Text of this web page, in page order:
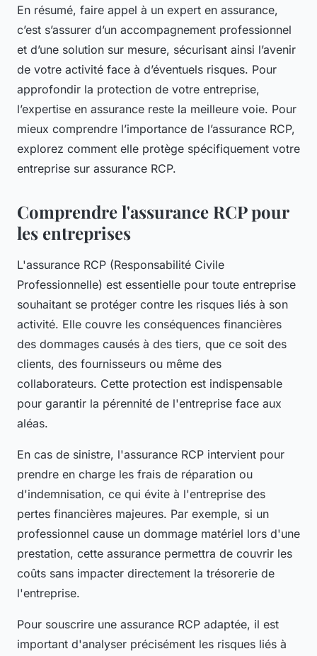
En résumé, faire appel à un expert en assurance,
c’est s’assurer d’un accompagnement professionnel
et d’une solution sur mesure, sécurisant ainsi l’avenir
de votre activité face à d’éventuels risques. Pour
approfondir la protection de votre entreprise,
l’expertise en assurance reste la meilleure voie. Pour
mieux comprendre l’importance de l’assurance RCP,
explorez comment elle protège spécifiquement votre
entreprise sur assurance RCP.
Comprendre l'assurance RCP pour
les entreprises
L'assurance RCP (Responsabilité Civile
Professionnelle) est essentielle pour toute entreprise
souhaitant se protéger contre les risques liés à son
activité. Elle couvre les conséquences financières
des dommages causés à des tiers, que ce soit des
clients, des fournisseurs ou même des
collaborateurs. Cette protection est indispensable
pour garantir la pérennité de l'entreprise face aux
aléas.
En cas de sinistre, l'assurance RCP intervient pour
prendre en charge les frais de réparation ou
d'indemnisation, ce qui évite à l'entreprise des
pertes financières majeures. Par exemple, si un
professionnel cause un dommage matériel lors d'une
prestation, cette assurance permettra de couvrir les
coûts sans impacter directement la trésorerie de
l'entreprise.
Pour souscrire une assurance RCP adaptée, il est
important d'analyser précisément les risques liés à